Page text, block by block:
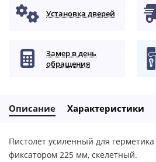
Установка дверей
Замер в день
обращения
Описание Характеристики
Пистолет усиленный для
фиксатором 225 мм, скелетный.